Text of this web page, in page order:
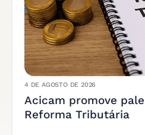
4 DE AGOSTO DE 2026
Acicam promove
Reforma Tributária